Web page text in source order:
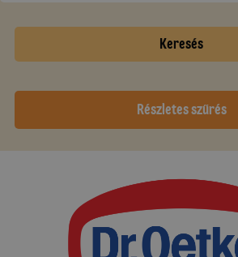
Keresés
Részletes szűrés